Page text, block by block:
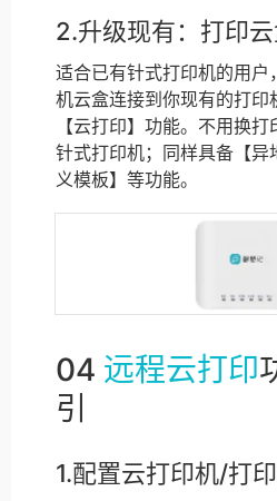
2.升级现有：打印
适合已有针式打印机的用户
机云盒连接到你现有的打印
【云打印】功能。不用换
针式打印机；同样具备【异
义模板】等功能。
04 远程云打印
引
1.配置云打印机/打